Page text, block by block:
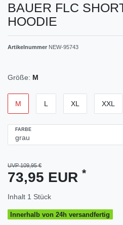
BAUER FLC
HOODIE
Artikelnummer NEW-95743
Größe: M
M L XL XXL
FARBE
UVP 109,95 €
73,95 EUR *
Inhalt 1 Stück
Innerhalb von 24h versandfertig